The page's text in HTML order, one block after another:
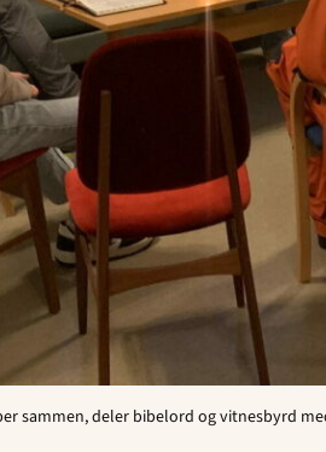
sammen, deler bibelord og vitnesbyrd